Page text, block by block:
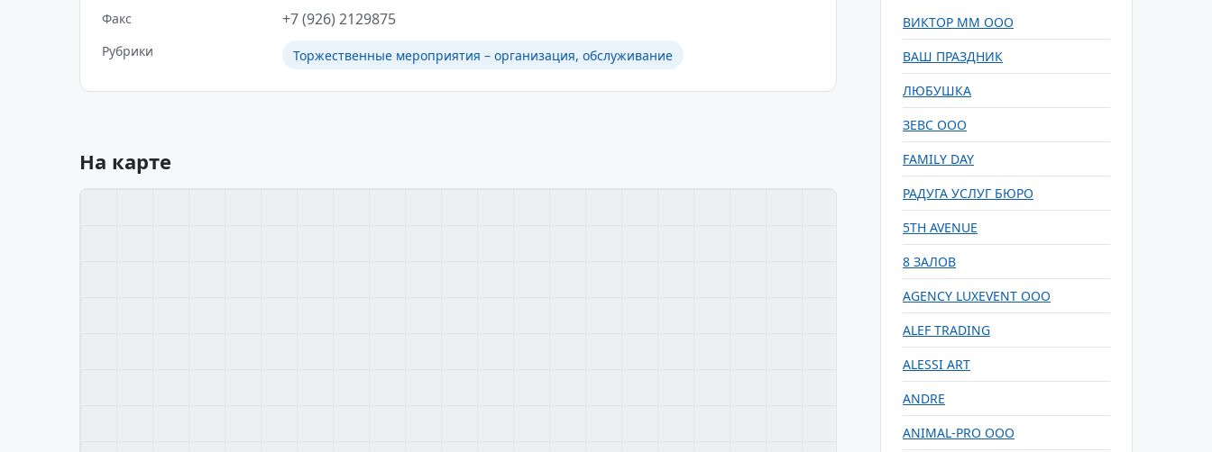
Факс +7 (926) 2129875
Рубрики Торжественные мероприятия – организация, обслуживание
На карте
ВИКТОР ММ ООО
ВАШ ПРАЗДНИК
ЛЮБУШКА
ЗЕВС ООО
FAMILY DAY
РАДУГА УСЛУГ БЮРО
5TH AVENUE
8 ЗАЛОВ
AGENCY LUXEVENT ООО
ALEF TRADING
ALESSI ART
ANDRE
ANIMAL-PRO ООО